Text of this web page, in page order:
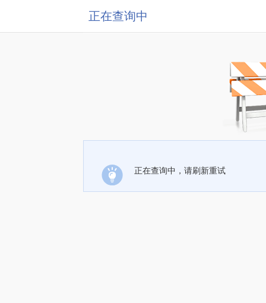
正在查询中
正在查询中，请刷新重试